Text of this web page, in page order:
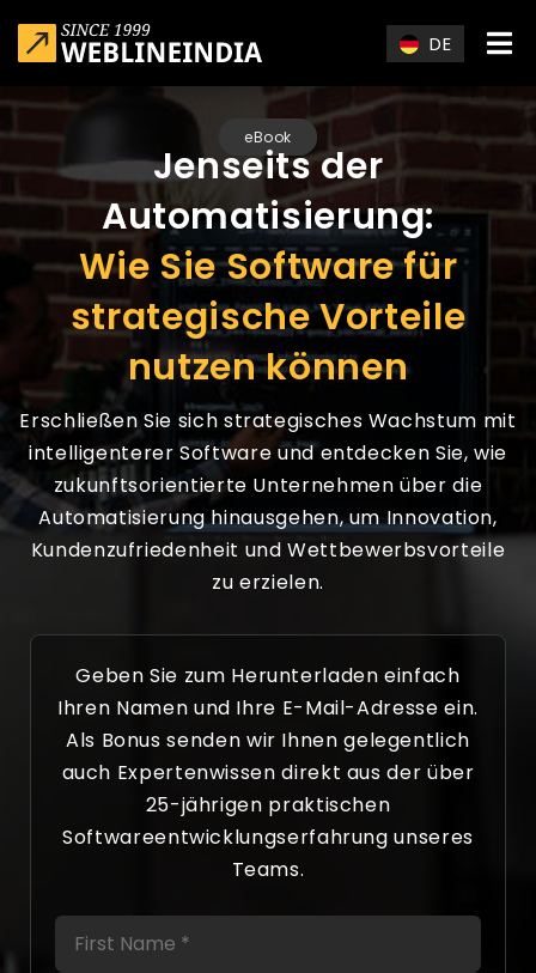
DE
eBook
Jenseits der
Automatisierung:
Wie Sie Software für
strategische Vorteile
nutzen können
Erschließen Sie sich strategisches Wachstum mit
intelligenterer Software und entdecken Sie, wie
zukunftsorientierte Unternehmen über die
Automatisierung hinausgehen, um Innovation,
Kundenzufriedenheit und Wettbewerbsvorteile
zu erzielen.
Geben Sie zum Herunterladen einfach
Ihren Namen und Ihre E-Mail-Adresse ein.
Als Bonus senden wir Ihnen gelegentlich
auch Expertenwissen direkt aus der über
25-jährigen praktischen
Softwareentwicklungserfahrung unseres
Teams.